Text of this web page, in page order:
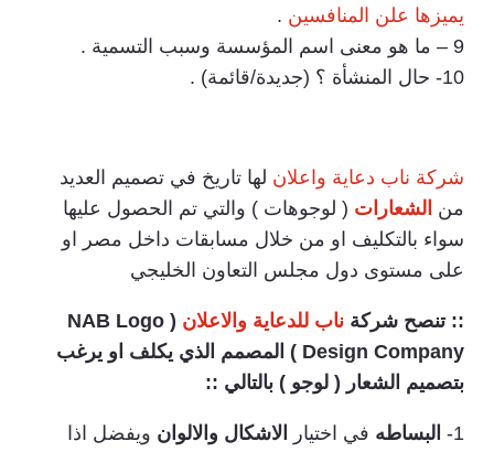
يميزها علن المنافسين .
9 – ما هو معنى اسم المؤسسة وسبب التسمية .
10- حال المنشأة ؟ (جديدة/قائمة) .
شركة ناب دعاية واعلان لها تاريخ في تصميم العديد
من الشعارات ( لوجوهات ) والتي تم الحصول عليها
سواء بالتكليف او من خلال مسابقات داخل مصر او
على مستوى دول مجلس التعاون الخليجي
:: تنصح شركة ناب للدعاية والاعلان
( NAB Logo
Design Company ) المصمم الذي يكلف او يرغب
بتصميم الشعار ( لوجو ) بالتالي ::
1- البساطه في اختيار الاشكال والالوان ويفضل اذا